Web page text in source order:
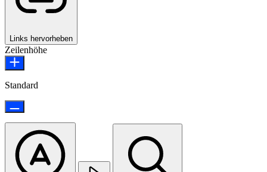
Links hervorheben
Zeilenhöhe
Standard